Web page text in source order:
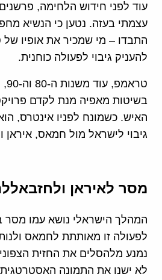
עוד לפני חידוש הלחימה,
עצמתי בעזה. נטען כי הנשיא
התבדו – מי שמכיר את אופיו של
להעניק גיבוי לפעולה כוחנית.
בשיטות מאפיה מנת לקדם
האיש. כשמונח לפניו אינטרס,
גיבוי לישראל מול חמאס, איראן
מסר לאיראן
המהלך הישראלי נושא עמו מסר
לפעולה זו מאותתת לחמאס
נמנע מלהסלים את החזית
לא ישנו את התמונה